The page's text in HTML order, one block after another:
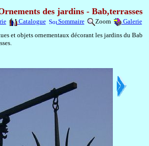
des jardins - Bab,terrasses
Catalogue Sommaire Zoom
Galerie
et objets ornementaux décorant les jardins du Bab